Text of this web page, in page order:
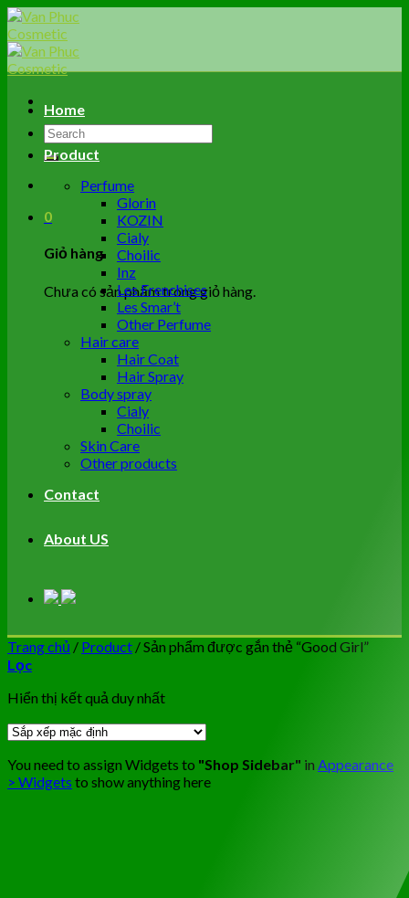
Skip
to
content
Tìm
kiếm:
0
Giỏ hàng
Chưa có sản phẩm trong giỏ hàng.
Home
Product
Perfume
Glorin
KOZIN
Cialy
Choilic
Inz
Les Frenchises
Les Smar’t
Other Perfume
Hair care
Hair Coat
Hair Spray
Body spray
Cialy
Choilic
Skin Care
Other products
Contact
About US
Trang chủ / Product /Sản phẩm được gắn thẻ “Good Girl”
Lọc
Hiển thị kết quả duy nhất
You need to assign Widgets to "Shop Sidebar" in Appearance
> Widgets to show anything here